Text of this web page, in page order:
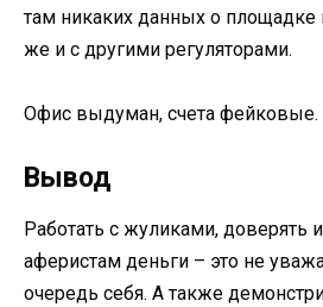
там никаких данных о площадке
же и с другими регуляторами.
Офис выдуман, счета фейковые.
Вывод
Работать с жуликами, доверять
аферистам деньги – это не
очередь себя. А также